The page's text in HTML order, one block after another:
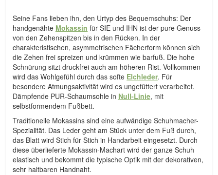
Straße 134, D-76275 Ettlingen, E-Mail: service@comfortschuh.de
Seine Fans lieben ihn, den Urtyp des Bequemschuhs: Der
handgenähte Mokassin für SIE und IHN ist der pure Genuss
von den Zehenspitzen bis in den Rücken. In der
charakteristischen, asymmetrischen Fächerform können sich
die Zehen frei spreizen und krümmen wie barfuß. Die hohe
Schnürung sitzt druckfrei auch am höheren Rist. Vollkommen
wird das Wohlgefühl durch das softe Elchleder. Für
besondere Atmungsaktivität wird es ungefüttert verarbeitet.
Dämpfende PUR-Schaumsohle in Null-Linie, mit
selbstformendem Fußbett.
Traditionelle Mokassins sind eine aufwändige Schuhmacher-
Spezialität. Das Leder geht am Stück unter dem Fuß durch,
das Blatt wird Stich für Stich in Handarbeit eingesetzt. Durch
diese überlieferte Mokassin-Machart wird der ganze Schuh
elastisch und bekommt die typische Optik mit der dekorativen,
sehr haltbaren Handnaht.